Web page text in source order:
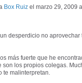
Box Ruiz el marzo 29, 2009
desperdicio no
más fuerte que he
son los propios colegas.
te malinterpretan.